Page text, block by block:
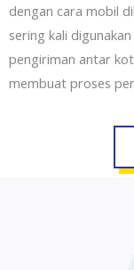
dengan cara mobil
sering kali
pengiriman antar
membuat proses